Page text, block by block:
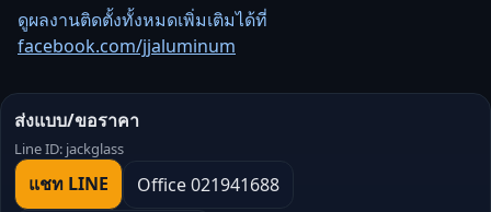
ดูผลงานติดตั้งทั้งหมดเพิ่มเติมได้ที่
facebook.com/jjaluminum
ส่งแบบ/ขอราคา
Line ID: jackglass
แชท LINE Office 021941688